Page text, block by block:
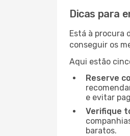
Dicas para
Está à procura
conseguir os
Aqui estão
Reserve
e evitar
Verifique
baratos.